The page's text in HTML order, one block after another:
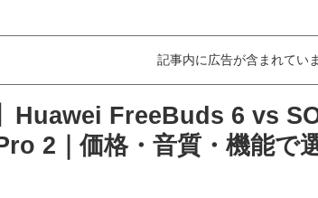
記事内に広告が含まれていま
Huawei FreeBuds 6 vs
2｜価格・音質・機能で